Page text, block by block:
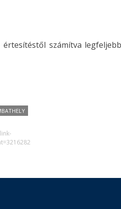
számítva